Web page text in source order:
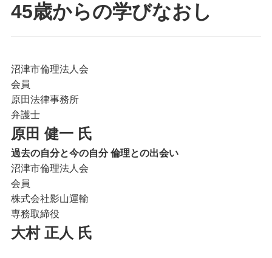
45歳からの学びなおし
沼津市倫理法人会
会員
原田法律事務所
弁護士
原田 健一 氏
過去の自分と今の自分 倫理との出会い
沼津市倫理法人会
会員
株式会社影山運輸
専務取締役
大村 正人 氏